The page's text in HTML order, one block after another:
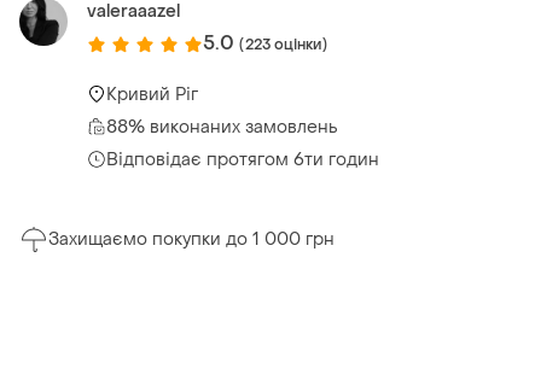
valeraaazel
5.0 (223 оцінки)
Кривий Ріг
88% виконаних замовлень
Відповідає протягом 6ти годин
Захищаємо покупки до 1 000 грн